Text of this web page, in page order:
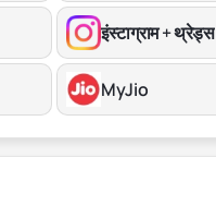
इंस्टाग्राम + थ्रेड्स
MyJio